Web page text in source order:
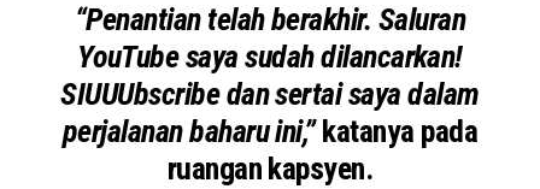
“Penantian telah berakhir. Saluran
YouTube saya sudah dilancarkan!
SIUUUbscribe dan sertai saya dalam
perjalanan baharu ini,”katanya pada
ruangan kapsyen.